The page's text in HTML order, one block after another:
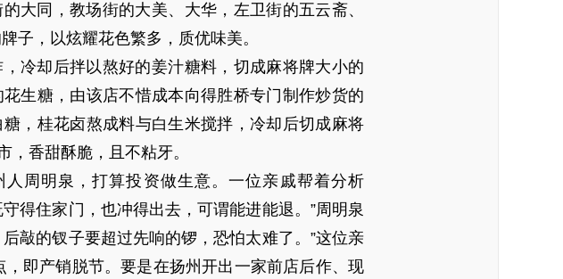
大同，教场街的大美、大华，左卫街的五云斋、
子，以炫耀花色繁多，质优味美。
冷却后拌以熬好的姜汁糖料，切成麻将牌大小的
生糖，由该店不惜成本向得胜桥专门制作炒货的
，桂花卤熬成料与白生米搅拌，冷却后切成麻将
香甜酥脆，且不粘牙。
周明泉，打算投资做生意。一位亲戚帮着分析
得住家门，也冲得出去，可谓能进能退。”周明泉
敲的钗子要超过先响的锣，恐怕太难了。”这位亲
即产销脱节。要是在扬州开出一家前店后作、现